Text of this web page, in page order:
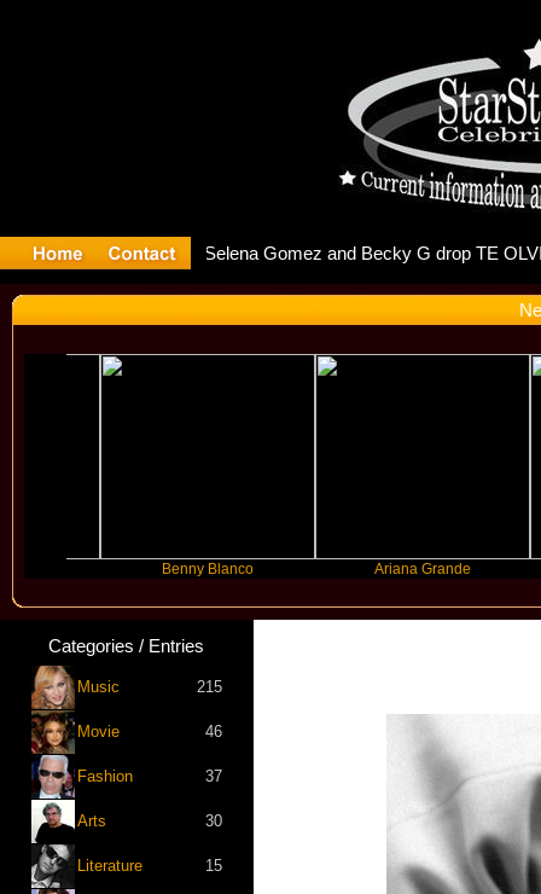
Debuts
Benny Blanco Ariana Grande
Categories / Entries
Music 215
Movie 46
Fashion 37
Arts 30
Literature 15